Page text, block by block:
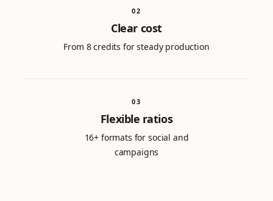
02
Clear cost
From 8 credits for steady production
03
Flexible ratios
16+ formats for social and
campaigns